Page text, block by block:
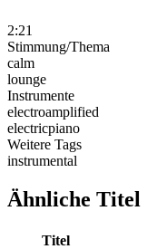
2:21
Stimmung/Thema
calm
lounge
Instrumente
electroamplified
electricpiano
Weitere Tags
instrumental
Ähnliche Titel
Titel